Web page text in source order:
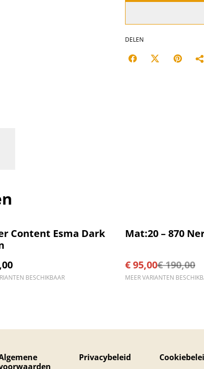
DELEN
Content Esma Dark
BESCHIKBAAR
%
Mat:20 – 870
€ 95,00€ 190,00
MEER VARIANTEN
Privacybeleid